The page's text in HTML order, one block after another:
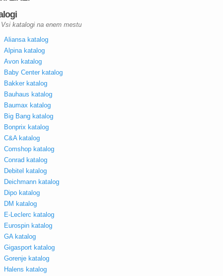
Vsi katalogi na enem mestu
Aliansa katalog
Alpina katalog
Avon katalog
Baby Center katalog
Bakker katalog
Bauhaus katalog
Baumax katalog
Big Bang katalog
Bonprix katalog
C&A katalog
Comshop katalog
Conrad katalog
Debitel katalog
Deichmann katalog
Dipo katalog
DM katalog
E-Leclerc katalog
Eurospin katalog
GA katalog
Gigasport katalog
Gorenje katalog
Halens katalog